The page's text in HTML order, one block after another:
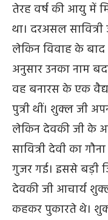
तेरह वर्ष की आयु में
था। दरअसल
लेकिन विवाह के बाद
अनुसार उनका नाम
वह बनारस के एक
पुत्री थीं। शुक्ल जी
लेकिन देवकी जी के
सावित्री देवी का
गुजर गई। इससे बड़ी
देवकी जी आचार्य
कहकर पुकारते थे।